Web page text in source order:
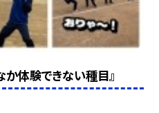
体験できない種目』